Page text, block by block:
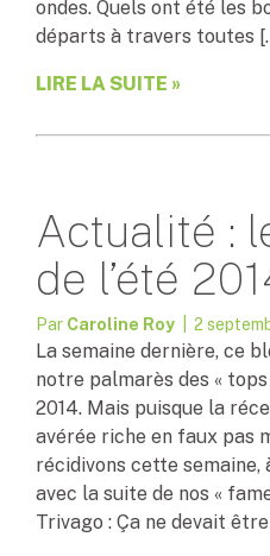
ondes. Quels ont été les
départs à travers toutes
LIRE LA SUITE »
Actualité :
de l’été
Par Caroline Roy | 2
La semaine dernière, ce
notre palmarès des « tops
2014. Mais puisque la
avérée riche en faux pas
récidivons cette semaine,
avec la suite de nos «
Trivago : Ça ne devait être